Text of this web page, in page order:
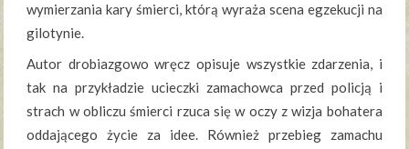
wymierzania kary śmierci, którą wyraża scena egzekucji na
gilotynie.
Autor drobiazgowo wręcz opisuje wszystkie zdarzenia, i
tak na przykładzie ucieczki zamachowca przed policją i
strach w obliczu śmierci rzuca się w oczy z wizja bohatera
oddającego życie za idee. Również przebieg zamachu